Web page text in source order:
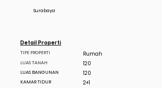
Surabaya
Detail Properti
TIPE PROPERTI
LUAS TANAH
LUAS BANGUNAN
KAMAR TIDUR
Rumah
120
120
2+1